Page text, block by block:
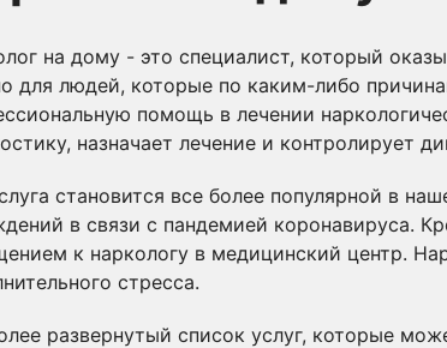
на дому - это специалист, который
для людей, которые по каким-либо
помощь в лечении
назначает лечение и контролирует
становится все более популярной в
в связи с пандемией коронавируса.
к наркологу в медицинский центр.
стресса.
развернутый список услуг, которые